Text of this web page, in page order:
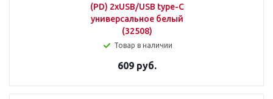
(PD) 2xUSB/USB type-C
универсальное белый
(32508)
Товар в наличии
609 руб.